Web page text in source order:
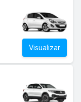
Visualizar